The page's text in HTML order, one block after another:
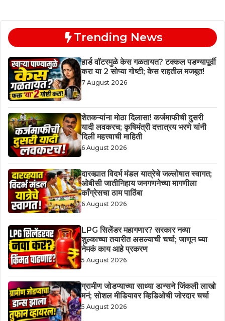
Trending News
हार्ड वॉटरमुळे केस गळतायत? टक्कल पडण्यापूर्वी
करा या 2 सोप्या गोष्टी; केस राहतील मजबूत!
7 August 2026
शेतकऱ्यांना मोठा दिलासा! कर्जमाफीची दुसरी
यादी लवकरच; कृषिमंत्री दत्तात्रय भरणे यांनी
दिली महत्त्वाची माहिती
6 August 2026
दारव्ह्यात विदर्भ मंडल यात्रेचे जल्लोषात स्वागत;
ओबीसी जातीनिहाय जनगणनेच्या मागणीला
काँग्रेसचा ठाम पाठिंबा
6 August 2026
LPG सिलेंडर महागणार? सरकार नव्या
शुल्काच्या तयारीत असल्याची चर्चा; जाणून घ्या
नेमकं काय आहे प्रकरण
5 August 2026
ग्रामीण जोडप्याच्या साध्या डान्सने जिंकली लाखो
मनं; सोशल मीडियावर व्हिडिओची जोरदार चर्चा
5 August 2026